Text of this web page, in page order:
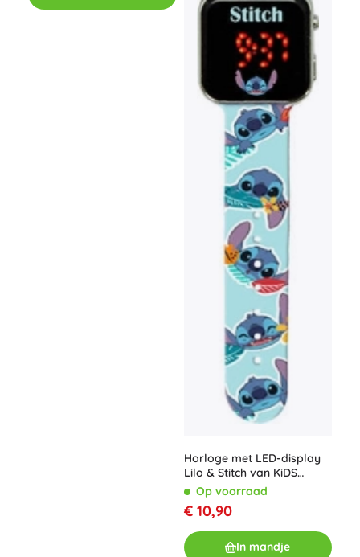
Horloge met LED-display
Lilo & Stitch van KiDS
Licensing
Op voorraad
€ 10,90
In mandje